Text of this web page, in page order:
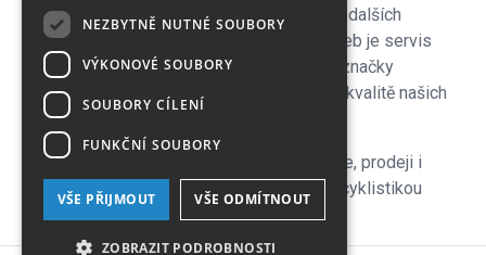
související vybavení, oblečení a celá řada dalších
doplňků. Důležitou součástí zimních služeb je servis
lyží i snowboardů na špičkových strojích značky
Wintersteiger zkušenými servismeny. Na kvalitě našich
servisů si velmi zakládáme!
V letní sezoně se plně věnujeme cyklistice, prodeji i
servisu kol a nabízíme veškeré služby s cyklistikou
NEZBYTNĚ NUTNÉ SOUBORY
VÝKONOVÉ SOUBORY
SOUBORY CÍLENÍ
FUNKČNÍ SOUBORY
VŠE PŘIJMOUT VŠE ODMÍTNOUT
ZOBRAZIT PODROBNOSTI